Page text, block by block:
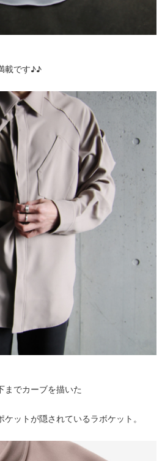
載です♪♪
までカーブを描いた
ットが隠されているラボケット。